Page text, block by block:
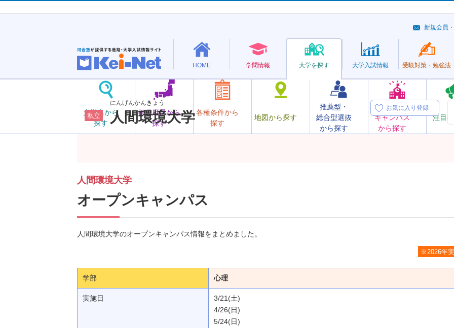
HOME 学問情報 大学を探す
大学名から
探す
都道府県から
探す
各種条件から
探す
地図から探す
推薦型・
総合型選抜
から探す
オープン
キャンパス
から探す
注目
大学入試情報 受験対策・ 勉強法
新規会員
私立
にんげんかんきょう
人間環境大学
お気に入り登録
人間環境大学
オープンキャンパス
人間環境大学のオープンキャンパス情報をまとめました。
※2026年
学部 心理
実施日
3/21(土)
4/26(日)
5/24(日)